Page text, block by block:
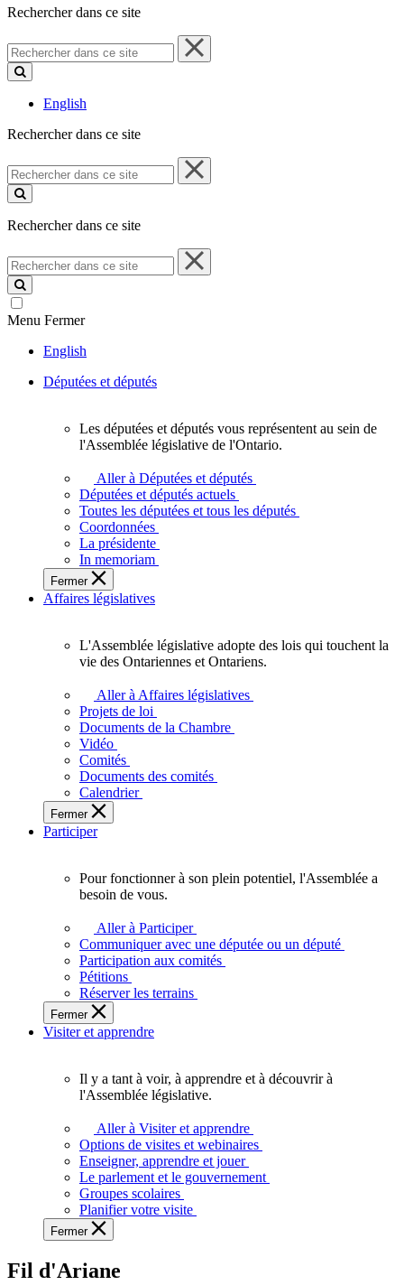
Rechercher dans ce site
Rechercher
dans
ce
English
Rechercher dans ce site
Rechercher
dans
ce
Rechercher dans ce site
Rechercher
dans
ce
site
Menu Fermer
English
Députées et députés
députés
vous
représentent
sein
de
l'Assemblée
législative
l'Ontario.
Les députées et députés vous représentent au sein de
l'Assemblée législative de l'Ontario.
Aller à Députées et députés
Députées et députés actuels
Toutes les députées et tous les députés
Coordonnées
La présidente
In memoriam
Fermer
Affaires législatives
L'Assemblée
adopte
touchent
des
Ontariennes
et
L'Assemblée législative adopte des lois qui touchent la
vie des Ontariennes et Ontariens.
Aller à Affaires législatives
Projets de loi
Documents de la Chambre
Vidéo
Comités
Documents des comités
Calendrier
Fermer
Participer
plein
potentiel,
l'Assemblée
a
besoin
de
Pour fonctionner à son plein potentiel, l'Assemblée a
besoin de vous.
Aller à Participer
Communiquer avec une députée ou un député
Participation aux comités
Pétitions
Réserver les terrains
Fermer
Visiter et apprendre
voir,
apprendre
et
à
à
Il y a tant à voir, à apprendre et à découvrir à
l'Assemblée législative.
Aller à Visiter et apprendre
Options de visites et webinaires
Enseigner, apprendre et jouer
Le parlement et le gouvernement
Groupes scolaires
Planifier votre visite
Fermer
Fil d'Ariane